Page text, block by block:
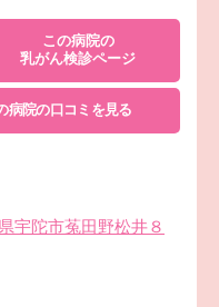
この病院の
乳がん検診ページ
病院の口コミを見る
宇陀市菟田野松井８